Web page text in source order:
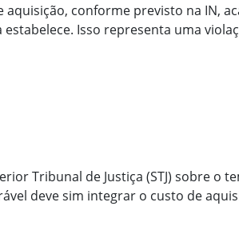
conforme previsto na IN,
Isso representa uma
Tribunal de Justiça (STJ) sobre o
deve sim integrar o custo de